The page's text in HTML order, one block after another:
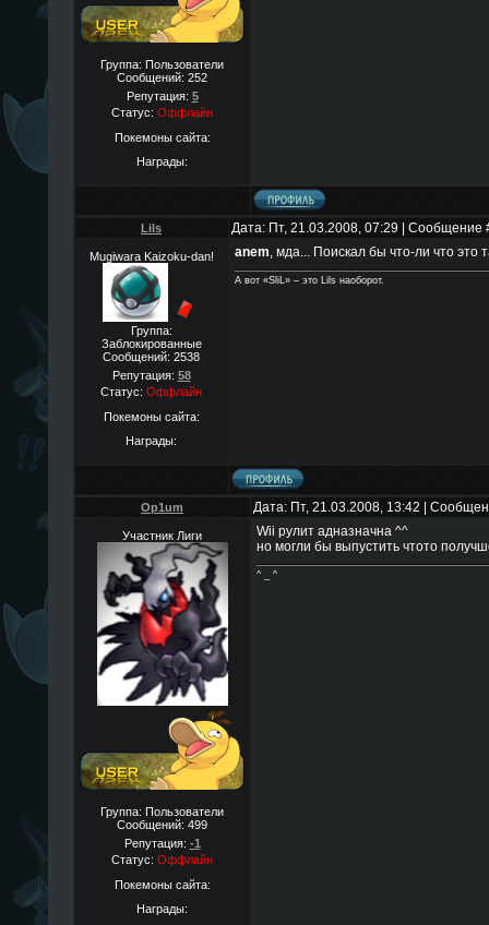
Группа: Пользователи
Сообщений: 252
Репутация: 5
Статус: Оффлайн
Покемоны сайта:
Награды:
Lils Дата: Пт, 21.03.2008, 07:29 | Сообщение
Mugiwara Kaizoku-dan!
Группа:
Заблокированные
Сообщений: 2538
Репутация: 58
Статус: Оффлайн
Покемоны сайта:
Награды:
anem, мда... Поискал бы что-ли что это
А вот «SliL» – это Lils наоборот.
Op1um Дата: Пт, 21.03.2008, 13:42 |
Участник Лиги
Группа: Пользователи
Сообщений: 499
Репутация: -1
Статус: Оффлайн
Покемоны сайта:
Награды:
Wii рулит адназначна ^^
но могли бы выпустить чтото
^ _ ^